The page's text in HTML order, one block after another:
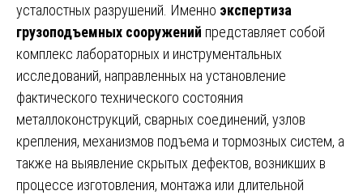
усталостных разрушений. Именно экспертиза
грузоподъемных сооружений представляет собой
комплекс лабораторных и инструментальных
исследований, направленных на установление
фактического технического состояния
металлоконструкций, сварных соединений, узлов
крепления, механизмов подъема и тормозных систем, а
также на выявление скрытых дефектов, возникших в
процессе изготовления, монтажа или длительной